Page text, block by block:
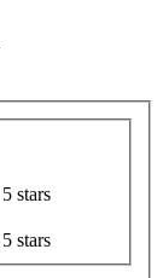
5 stars
5 stars